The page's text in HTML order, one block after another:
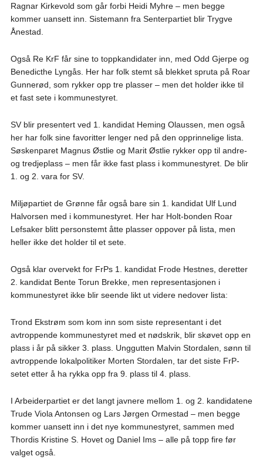
Ragnar Kirkevold som går forbi Heidi Myhre – men begge
kommer uansett inn. Sistemann fra Senterpartiet blir Trygve
Ånestad.
Også Re KrF får sine to toppkandidater inn, med Odd Gjerpe og
Benedicthe Lyngås. Her har folk stemt så blekket spruta på Roar
Gunnerød, som rykker opp tre plasser – men det holder ikke til
et fast sete i kommunestyret.
SV blir presentert ved 1. kandidat Heming Olaussen, men også
her har folk sine favoritter lenger ned på den opprinnelige lista.
Søskenparet Magnus Østlie og Marit Østlie rykker opp til andre-
og tredjeplass – men får ikke fast plass i kommunestyret. De blir
1. og 2. vara for SV.
Miljøpartiet de Grønne får også bare sin 1. kandidat Ulf Lund
Halvorsen med i kommunestyret. Her har Holt-bonden Roar
Lefsaker blitt personstemt åtte plasser oppover på lista, men
heller ikke det holder til et sete.
Også klar overvekt for FrPs 1. kandidat Frode Hestnes, deretter
2. kandidat Bente Torun Brekke, men representasjonen i
kommunestyret ikke blir seende likt ut videre nedover lista:
Trond Ekstrøm som kom inn som siste representant i det
avtroppende kommunestyret med et nødskrik, blir skøvet opp en
plass i år på sikker 3. plass. Unggutten Malvin Stordalen, sønn til
avtroppende lokalpolitiker Morten Stordalen, tar det siste FrP-
setet etter å ha rykka opp fra 9. plass til 4. plass.
I Arbeiderpartiet er det langt javnere mellom 1. og 2. kandidatene
Trude Viola Antonsen og Lars Jørgen Ormestad – men begge
kommer uansett inn i det nye kommunestyret, sammen med
Thordis Kristine S. Hovet og Daniel Ims – alle på topp fire før
valget også.